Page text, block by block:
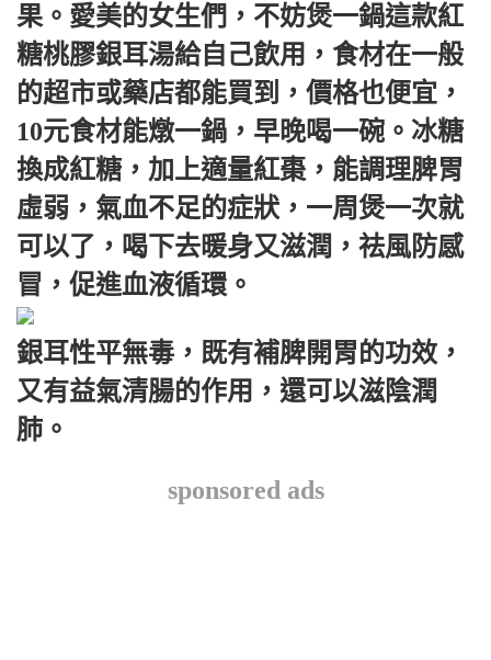
果。愛美的女生們，不妨煲一鍋這款紅
糖桃膠銀耳湯給自己飲用，食材在一般
的超市或藥店都能買到，價格也便宜，
10元食材能燉一鍋，早晚喝一碗。冰糖
換成紅糖，加上適量紅棗，能調理脾胃
虛弱，氣血不足的症狀，一周煲一次就
可以了，喝下去暖身又滋潤，祛風防感
冒，促進血液循環。
銀耳性平無毒，既有補脾開胃的功效，
又有益氣清腸的作用，還可以滋陰潤
肺。
sponsored ads